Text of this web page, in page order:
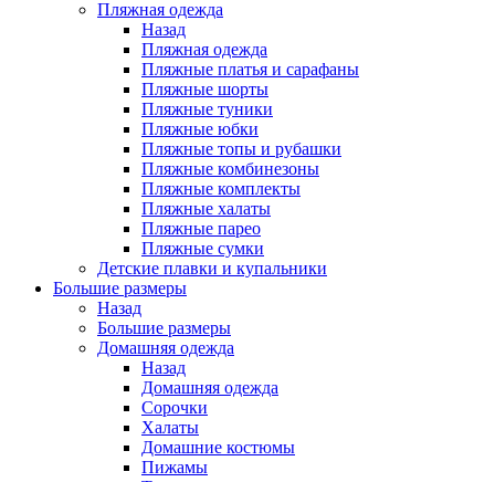
Пляжная одежда
Назад
Пляжная одежда
Пляжные платья и сарафаны
Пляжные шорты
Пляжные туники
Пляжные юбки
Пляжные топы и рубашки
Пляжные комбинезоны
Пляжные комплекты
Пляжные халаты
Пляжные парео
Пляжные сумки
Детские плавки и купальники
Большие размеры
Назад
Большие размеры
Домашняя одежда
Назад
Домашняя одежда
Сорочки
Халаты
Домашние костюмы
Пижамы